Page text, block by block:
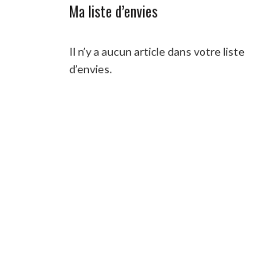
Ma liste d’envies
Il n’y a aucun article dans votre liste
d’envies.